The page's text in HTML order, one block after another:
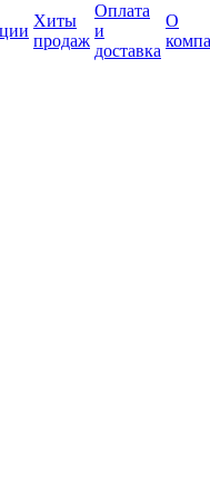
Хиты
продаж
Оплата
и
доставка
О